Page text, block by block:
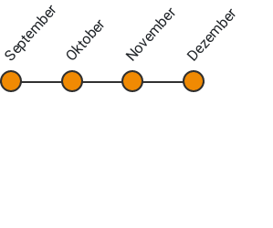
September Oktober November Dezember